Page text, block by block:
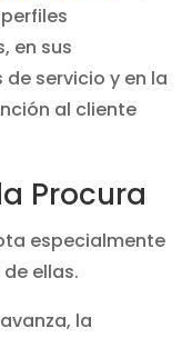
en sus
servicio y en la
al cliente
Procura
especialmente
ellas.
la